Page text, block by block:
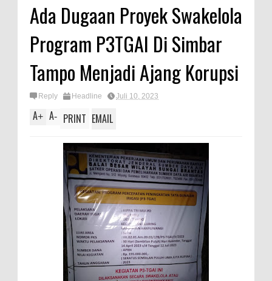
Ada Dugaan Proyek Swakelola
Program P3TGAI Di Simbar
Tampo Menjadi Ajang Korupsi
Reply Headline Juli 10, 2023
A+ A- PRINT EMAIL